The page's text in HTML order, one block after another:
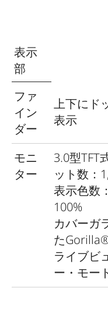
マ
ー
本
体
電
源
の
オ
本体上部
定時間が
オフ」を
2分、5分
ターレリ
ートパワー
充電式リ
称電圧
充電電流
表示
部
ファ
イン
ダー
上下にド
表示
モニ
ター
3.0型
ット数：
表示色数
100%
カバーガ
た
ライブビ
ー・モー